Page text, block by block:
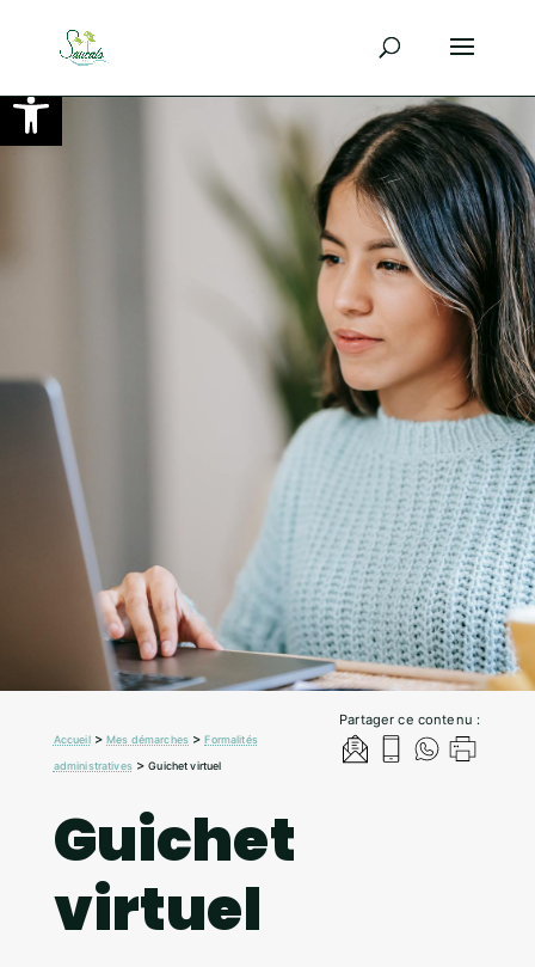
Ouvrir la barre d’outils
Partager ce contenu :
Accueil>Mes démarches >Formalités
administratives>Guichet virtuel
Guichet
virtuel